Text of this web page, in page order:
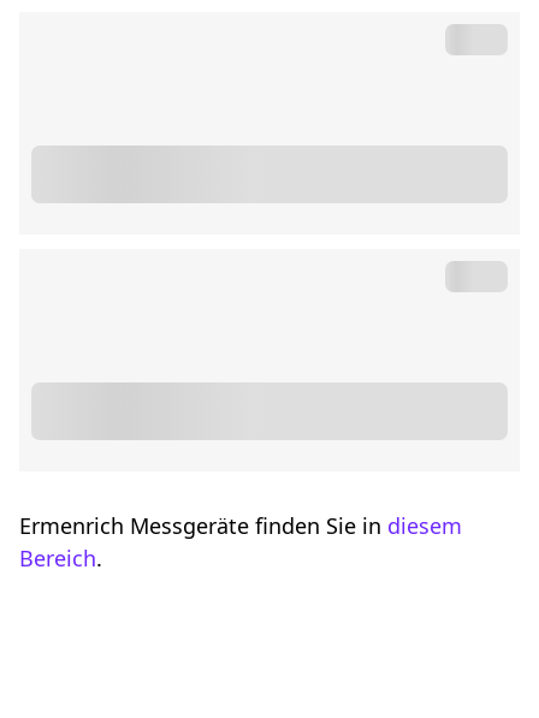
Ermenrich Messgeräte finden Sie in diesem
Bereich.